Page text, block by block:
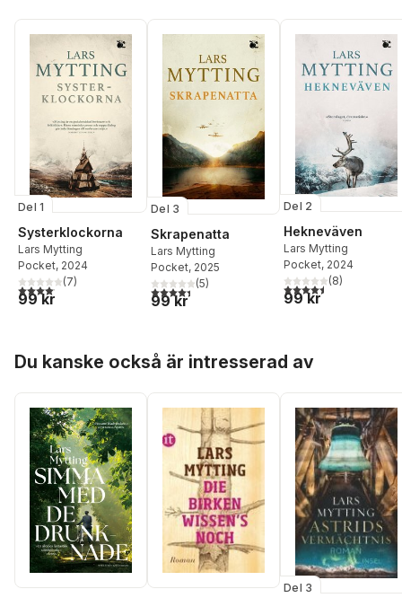
Del 1
Systerklockorna
Lars Mytting
Pocket, 2024
4,1utav 5 stjärnor. Totalt antal röster:
(7)
99 kr
Del 3
Skrapenatta
Lars Mytting
Pocket, 2025
4,4utav 5 stjärnor. Totalt antal röster:
(5)
99 kr
Del 2
Hekneväven
Lars Mytting
Pocket, 2024
4,5utav 5 stjärnor.
(8)
99 kr
Du kanske också är intresserad av
Del 3